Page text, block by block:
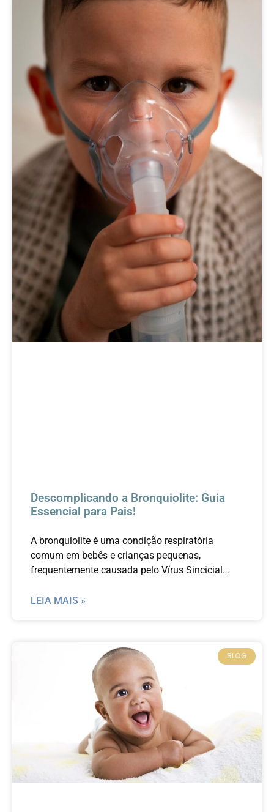
Descomplicando a Bronquiolite: Guia
Essencial para Pais!
A bronquiolite é uma condição respiratória
comum em bebês e crianças pequenas,
frequentemente causada pelo Vírus Sincicial
pais uma compreensão abrangente da
LEIA MAIS »
BLOG